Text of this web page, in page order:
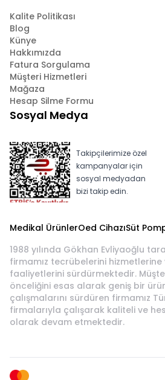
Kalite Politikası
Blog
Künye
Hakkımızda
Fatura Sorgulama
Müşteri Hizmetleri
Mağaza
Hesap Silme Formu
Sosyal Medya
Takipçilerimize özel
kampanyalar için
sosyal medyadan
bizi takip edin.
Medikal ÜrünlerOed CihazıSüt
1988 yılında Gökhan Evliyaoğlu
firmamız tecrübelerini hizmetlerine
faaliyetlerini sürdürmektedir.
önceliğini esas alarak geniş bir
çalışmalarını sürdüren firmamız
firmalarıyla çalışarak kaliteli ve
olarak devam etmektedir.